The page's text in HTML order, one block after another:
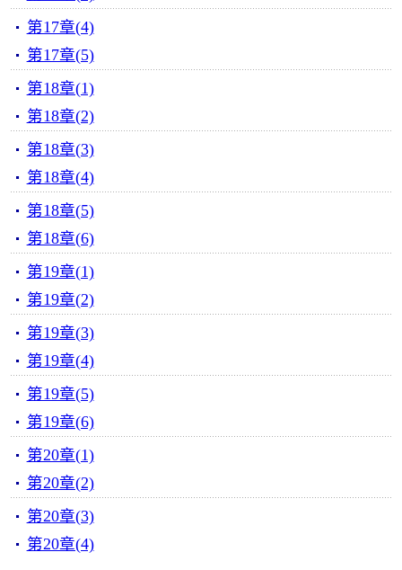
第17章(4)
第17章(5)
第18章(1)
第18章(2)
第18章(3)
第18章(4)
第18章(5)
第18章(6)
第19章(1)
第19章(2)
第19章(3)
第19章(4)
第19章(5)
第19章(6)
第20章(1)
第20章(2)
第20章(3)
第20章(4)